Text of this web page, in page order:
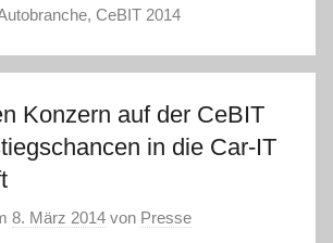
, CeBIT 2014
Konzern auf der CeBIT
in die Car-IT
8. März 2014 von Presse